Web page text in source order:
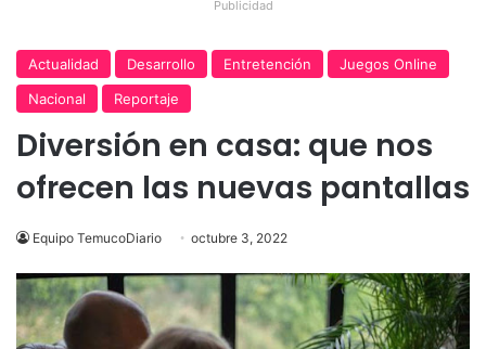
Publicidad
Actualidad Desarrollo Entretención
Juegos Online
Nacional
Reportaje
Diversión en casa: que nos
ofrecen las nuevas pantallas
Equipo TemucoDiario octubre 3, 2022